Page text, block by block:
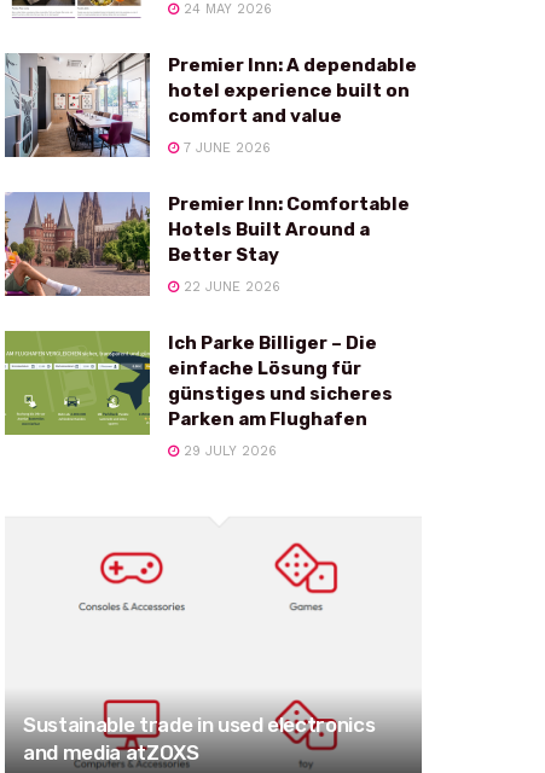
24 MAY 2026
Premier Inn: A dependable
hotel experience built on
comfort and value
7 JUNE 2026
Premier Inn: Comfortable
Hotels Built Around a
Better Stay
22 JUNE 2026
Ich Parke Billiger – Die
einfache Lösung für
günstiges und sicheres
Parken am Flughafen
29 JULY 2026
Sustainable trade in used electronics
and media atZOXS